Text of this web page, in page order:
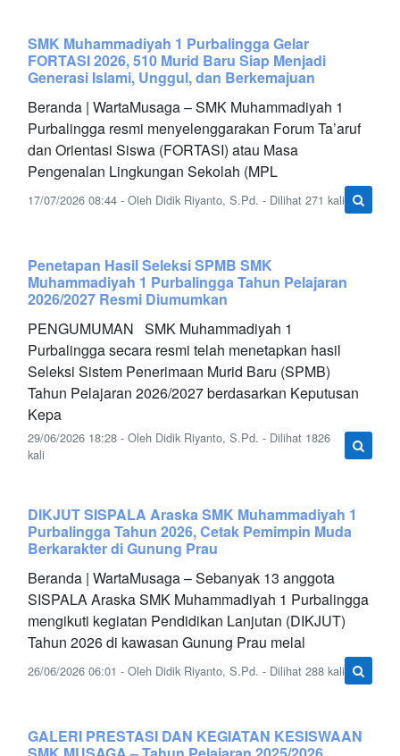
SMK Muhammadiyah 1 Purbalingga Gelar
FORTASI 2026, 510 Murid Baru Siap Menjadi
Generasi Islami, Unggul, dan Berkemajuan
Beranda | WartaMusaga – SMK Muhammadiyah 1
Purbalingga resmi menyelenggarakan Forum Ta’aruf
dan Orientasi Siswa (FORTASI) atau Masa
Pengenalan Lingkungan Sekolah (MPL
17/07/2026 08:44 - Oleh Didik Riyanto, S.Pd. - Dilihat 271 kali
Penetapan Hasil Seleksi SPMB SMK
Muhammadiyah 1 Purbalingga Tahun Pelajaran
2026/2027 Resmi Diumumkan
PENGUMUMAN SMK Muhammadiyah 1
Purbalingga secara resmi telah menetapkan hasil
Seleksi Sistem Penerimaan Murid Baru (SPMB)
Tahun Pelajaran 2026/2027 berdasarkan Keputusan
Kepa
29/06/2026 18:28 - Oleh Didik Riyanto, S.Pd. - Dilihat 1826
kali
DIKJUT SISPALA Araska SMK Muhammadiyah 1
Purbalingga Tahun 2026, Cetak Pemimpin Muda
Berkarakter di Gunung Prau
Beranda | WartaMusaga – Sebanyak 13 anggota
SISPALA Araska SMK Muhammadiyah 1 Purbalingga
mengikuti kegiatan Pendidikan Lanjutan (DIKJUT)
Tahun 2026 di kawasan Gunung Prau melal
26/06/2026 06:01 - Oleh Didik Riyanto, S.Pd. - Dilihat 288 kali
GALERI PRESTASI DAN KEGIATAN KESISWAAN